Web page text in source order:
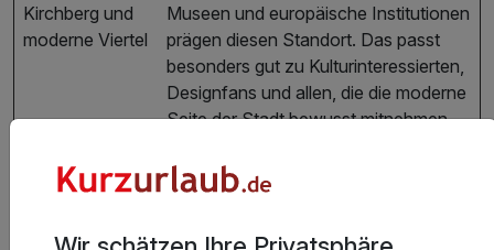
Kirchberg und
moderne Viertel
Museen und europäische Institutionen
prägen diesen Standort. Das passt
besonders gut zu Kulturinteressierten,
Designfans und allen, die die moderne
Seite der Stadt bewusst mitnehmen
Ideal für alle, die citynahe
kombinieren möchten. Von hier aus